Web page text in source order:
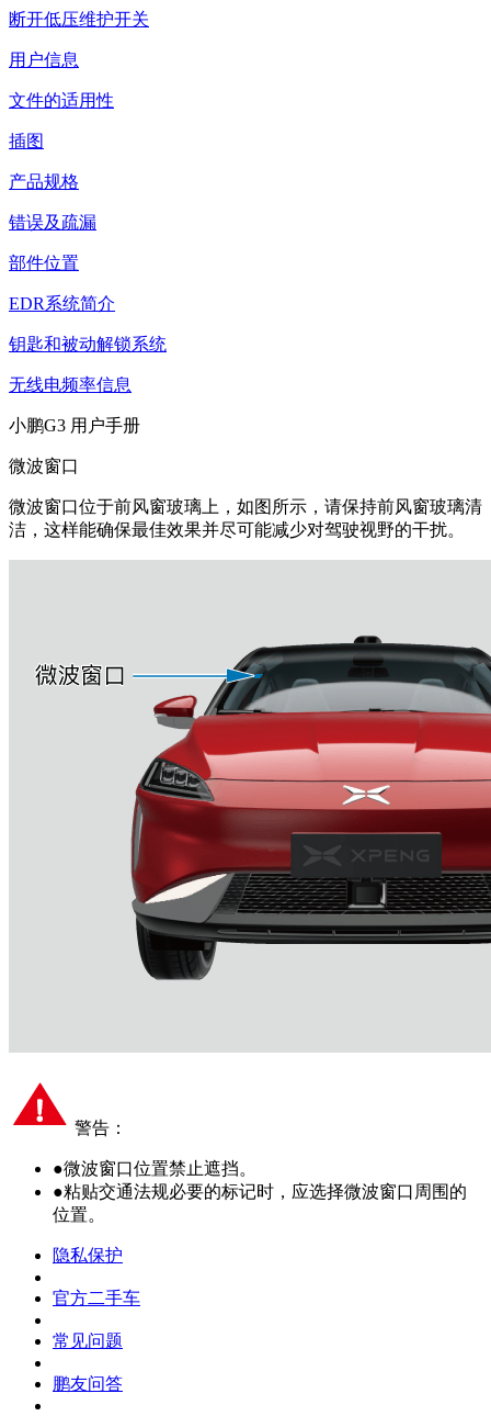
断开低压维护开关
用户信息
文件的适用性
插图
产品规格
错误及疏漏
部件位置
EDR系统简介
钥匙和被动解锁系统
无线电频率信息
小鹏G3 用户手册
微波窗口
微波窗口位于前风窗玻璃上，如图所示，请保持前风窗玻璃清
洁，这样能确保最佳效果并尽可能减少对驾驶视野的干扰。
警告：
●微波窗口位置禁止遮挡。
●粘贴交通法规必要的标记时，应选择微波窗口周围的
位置。
隐私保护
官方二手车
常见问题
鹏友问答